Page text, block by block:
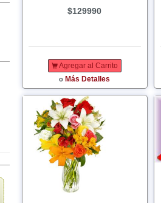
$129990
Agregar al Carrito
o Más Detalles